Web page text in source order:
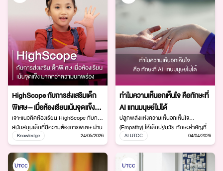
HighScope กับการส่งเสริมเด็ก
พิเศษ – เมื่อห้องเรียนเน้นจุดแข็ง
มากกว่าความบกพร่อง
เจาะแนวคิดห้องเรียน HighScope กับการ
สนับสนุนเด็กที่มีความต้องการพิเศษ ผ่าน
Active Learning, Scaffolding, COR
Advantage และการเรียนรู้ที่เน้นจุดแข็ง
ของเด็ก
Knowledge 24/05/2026
ทำไมความเห็นอกเห็นใจ คือทักษะที่
AI แทนมนุษย์ไม่ได้
ปลูกพลังแห่งความเห็นอกเห็นใจ
(Empathy) ให้เด็กปฐมวัย ทักษะสำคัญที่
AI เลียนแบบไม่ได้ พร้อมแนวทางสร้าง
ความเข้าอกเข้าใจ การสื่อสารทางอารมณ์
และกิจกรรมพัฒนา Empathy สำหรับพ่อ
แม่และครูยุคดิจิทัล
AI UTCC 04/04/2026